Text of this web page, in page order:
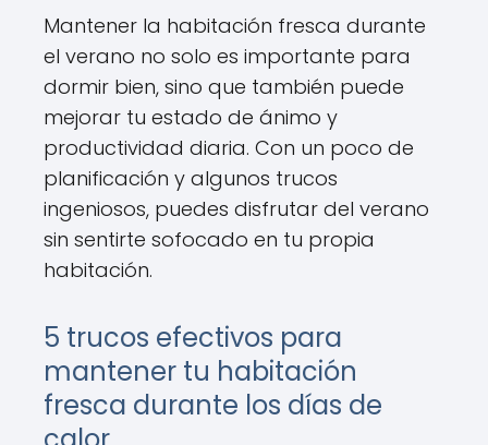
Mantener la habitación fresca durante
el verano no solo es importante para
dormir bien, sino que también puede
mejorar tu estado de ánimo y
productividad diaria. Con un poco de
planificación y algunos trucos
ingeniosos, puedes disfrutar del verano
sin sentirte sofocado en tu propia
habitación.
5 trucos efectivos para
mantener tu habitación
fresca durante los días de